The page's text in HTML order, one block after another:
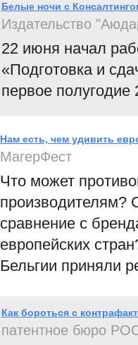
Белые ночи с
Издательство
22 июня начал
«Подготовка и
первое полугодие
Нам есть, чем удивить
МагерФест
Что может
производителям?
сравнение с
европейских
Бельгии приняли
Как бороться с
патентное бюро